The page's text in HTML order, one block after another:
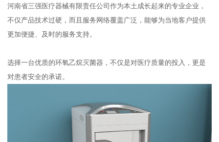
河南省三强医疗器械有限责任公司作为本土成长起来的专业企业，
不仅产品技术过硬，而且服务网络覆盖广泛，能够为当地客户提供
更加便捷、及时的服务支持。
选择一台优质的环氧乙烷灭菌器，不仅是对医疗质量的投入，更是
对患者安全的承诺。